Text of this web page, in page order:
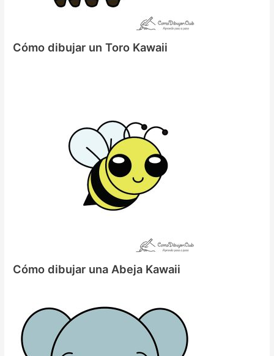
Cómo dibujar un Toro Kawaii
Cómo dibujar una Abeja Kawaii